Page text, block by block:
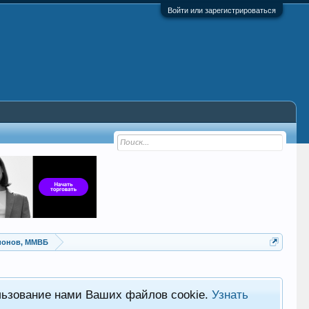
Войти или зарегистрироваться
ММВБ
нами Ваших файлов cookie.Узнать